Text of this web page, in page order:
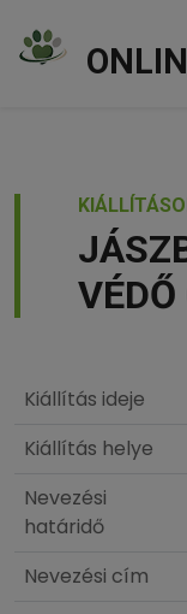
VÉDŐ
Kiállítás ideje
Kiállítás helye
Nevezési
határidő
Nevezési cím